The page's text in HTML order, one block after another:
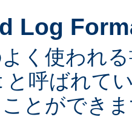
Log
く使われ
と呼ばれて
とができ